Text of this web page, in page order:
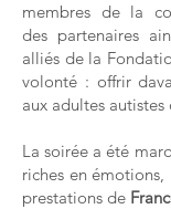
membres de la
des partenaires
alliés de la
volonté : offrir
aux adultes
La soirée a été
riches en
prestations de